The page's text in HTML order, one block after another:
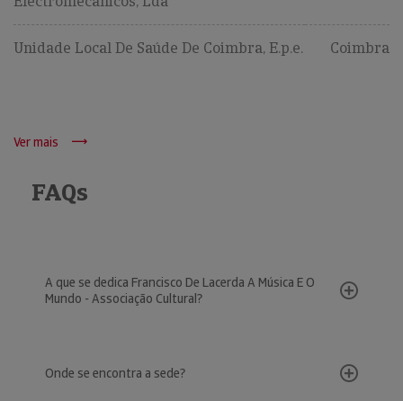
Unidade Local De Saúde De Coimbra, E.p.e. Coimbra
Ver mais
FAQs
A que se dedica Francisco De Lacerda A Música E O
Mundo - Associação Cultural?
Onde se encontra a sede?